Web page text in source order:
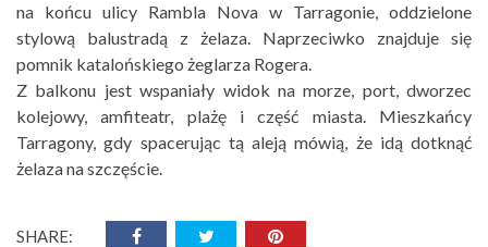
na końcu ulicy Rambla Nova w Tarragonie, oddzielone
stylową balustradą z żelaza. Naprzeciwko znajduje się
pomnik katalońskiego żeglarza Rogera.
Z balkonu jest wspaniały widok na morze, port, dworzec
kolejowy, amfiteatr, plażę i część miasta. Mieszkańcy
Tarragony, gdy spacerując tą aleją mówią, że idą dotknąć
żelaza na szczęście.
SHARE: